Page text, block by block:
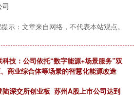
示：文章来自网络，不代表本站观点。
技：公司依托“数字能源+场景服务”双
商业综合体等场景的智慧化能源改造
陆深交所创业板 苏州A股上市公司达到